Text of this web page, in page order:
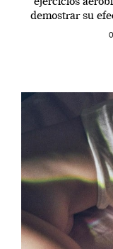
demostrar su